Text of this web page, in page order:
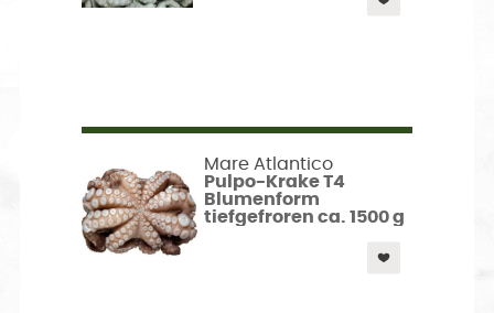
Mare Atlantico
Pulpo-Krake T4
Blumenform
tiefgefroren ca. 1500 g